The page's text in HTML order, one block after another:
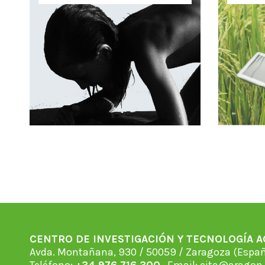
CENTRO DE INVESTIGACIÓN Y TECNOLOGÍA
Avda. Montañana, 930 / 50059 / Zaragoza